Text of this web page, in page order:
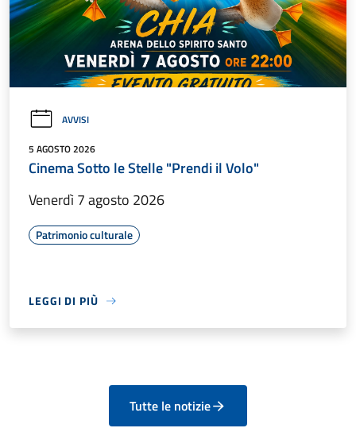
AVVISI
5 AGOSTO 2026
Cinema Sotto le Stelle "Prendi il Volo"
Venerdì 7 agosto 2026
Patrimonio culturale
LEGGI DI PIÙ
Tutte le notizie